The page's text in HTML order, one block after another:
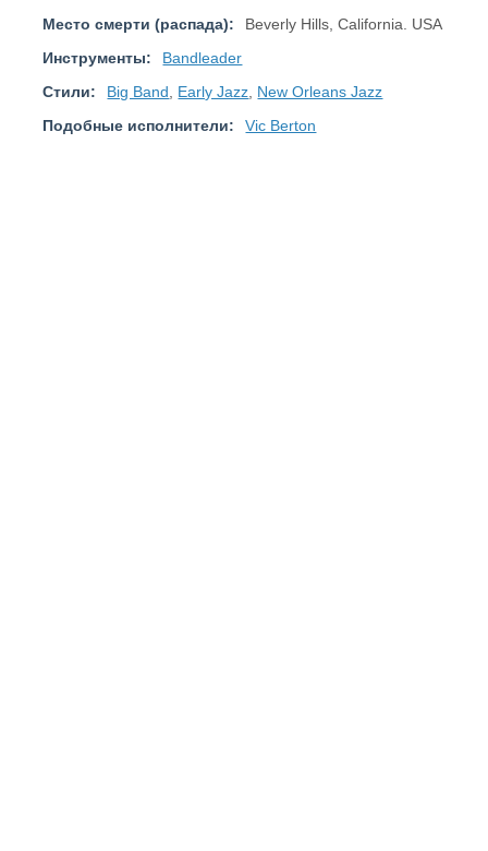
Место смерти (распада):
Beverly Hills, California. USA
Инструменты:
Bandleader
Стили:
Big Band Early Jazz New Orleans Jazz
Подобные исполнители:
Vic Berton